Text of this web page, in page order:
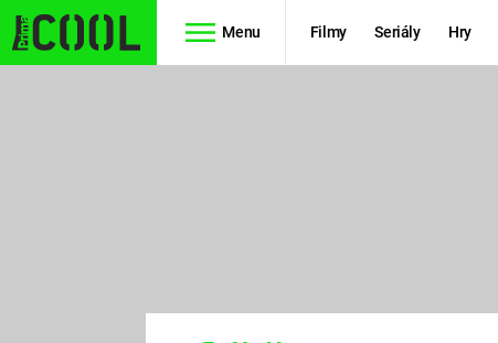
Menu Filmy Seriály Hry